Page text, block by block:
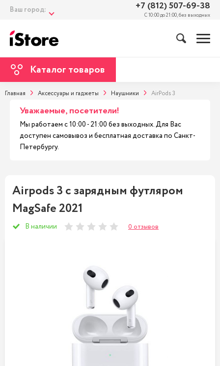
Ваш город: +7 (812) 507-69-38
С 10:00 до 21:00, без выходных
Каталог товаров
Главная Аксессуары и гаджеты Наушники AirPods 3
Уважаемые, посетители!
Мы работаем с 10:00 - 21:00 без выходных. Для Вас
доступен самовывоз и бесплатная доставка по Санкт-
Петербургу.
Airpods 3 с зарядным футляром
MagSafe 2021
В наличии 0 отзывов